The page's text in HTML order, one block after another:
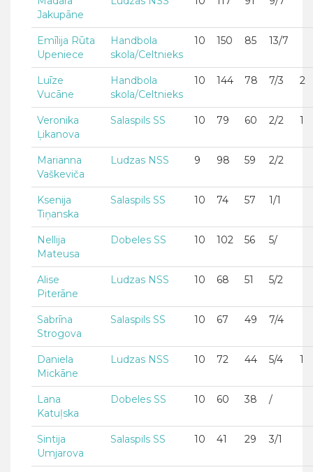
Jakupāne
Emīlija Rūta
Upeniece
Handbola
skola/Celtnieks
10 150 85 13/7
Luīze
Vucāne
Handbola
skola/Celtnieks
10 144 78 7/3 2
Veronika
Ļikanova
Salaspils SS 10 79 60 2/2 1
Marianna
Vaškeviča
Ludzas NSS 9 98 59 2/2
Ksenija
Tiņanska
Salaspils SS 10 74 57 1/1
Nellija
Mateusa
Dobeles SS 10 102 56 5/
Alise
Piterāne
Ludzas NSS 10 68 51 5/2
Sabrīna
Strogova
Salaspils SS 10 67 49 7/4
Daniela
Mickāne
Ludzas NSS 10 72 44 5/4 1
Lana
Katuļska
Dobeles SS 10 60 38 /
Sintija
Umjarova
Salaspils SS 10 41 29 3/1